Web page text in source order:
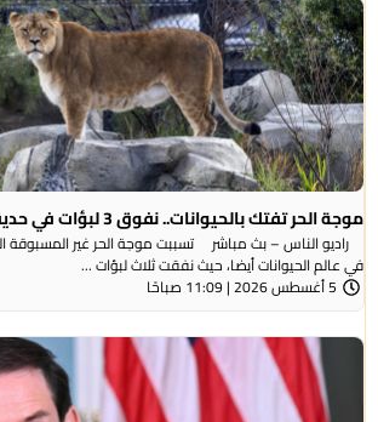
موجة الحر تفتك بالحيوانات.. نفوق 3 لبؤات في حديقة حيوان بطوكيو
راديو الناس – بث مباشر تسببت موجة الحر غير المسبوقة التي
في عالم الحيوانات أيضا، حيث نفقت ثلاث لبؤات ...
5 أغسطس 2026 | 11:09 صباحًا